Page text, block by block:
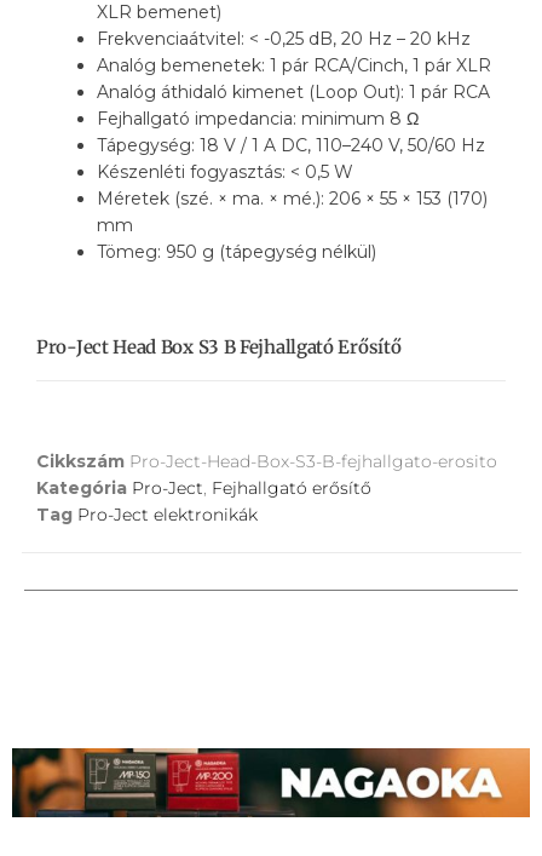
XLR bemenet)
Frekvenciaátvitel: < -0,25 dB, 20 Hz – 20 kHz
Analóg bemenetek: 1 pár RCA/Cinch, 1 pár XLR
Analóg áthidaló kimenet (Loop Out): 1 pár RCA
Fejhallgató impedancia: minimum 8 Ω
Tápegység: 18 V / 1 A DC, 110–240 V, 50/60 Hz
Készenléti fogyasztás: < 0,5 W
Méretek (szé. × ma. × mé.): 206 × 55 × 153 (170)
mm
Tömeg: 950 g (tápegység nélkül)
Pro-Ject Head Box S3 B Fejhallgató Erősítő
Cikkszám Pro-Ject-Head-Box-S3-B-fejhallgato-erosito
Kategória Pro-Ject, Fejhallgató erősítő
Tag Pro-Ject elektronikák